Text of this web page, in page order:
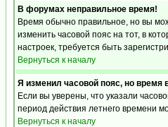
В форумах неправильное время!
Время обычно правильное, но вы
изменить часовой пояс на тот, в
настроек, требуется быть
Вернуться к началу
Я изменил часовой пояс, но время
Если вы уверены, что указали
период действия летнего времени
Вернуться к началу